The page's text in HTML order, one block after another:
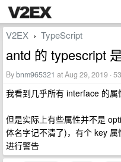
V2EX › TypeScript
antd 的 typescript
Bybnm965321 at Aug 29, 2019 ·
我看到几乎所有 interface 的属
但是实际上有些属性并不是
体名字记不清了)，有个 key
进行警告